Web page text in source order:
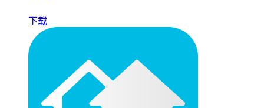
下载